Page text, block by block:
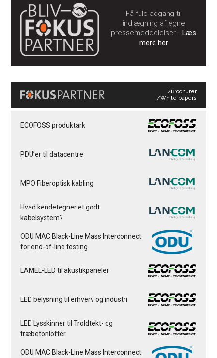
Få fuld adgang til
indlægning af egne
pressemeddelelser…Læs
mere her
/Brochurer
/White papers
ECOFOSS produktark
PDU’er til datacentre
MPO Fiberoptisk kabling
Hvad kendetegner et godt
kabelsystem?
ODU MAC Black-Line Mass Interconnect
for end-of-line testing
LAMEL-LED til akustikpaneler
LED belysning til erhverv og industri
LED Lysskinner til Troldtekt- og
træbetonlofter
ODU MAC Black-Line Mass Interconnect